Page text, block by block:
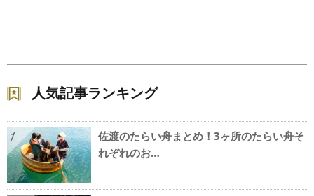
人気記事ランキング
1
佐渡のたらい舟まとめ！3ヶ所のたらい舟そ
れぞれのお…